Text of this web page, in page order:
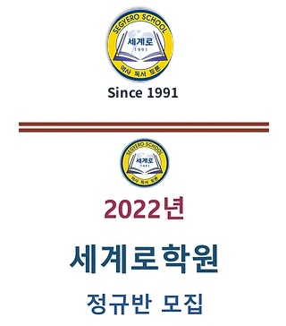
Since 1991